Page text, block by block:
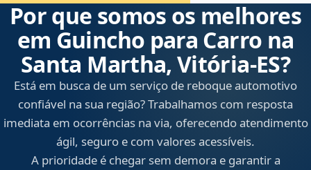
Por que somos os melhores
em Guincho para Carro na
Santa Martha, Vitória‑ES?
Está em busca de um serviço de reboque automotivo
confiável na sua região? Trabalhamos com resposta
imediata em ocorrências na via, oferecendo atendimento
ágil, seguro e com valores acessíveis.
A prioridade é chegar sem demora e garantir a